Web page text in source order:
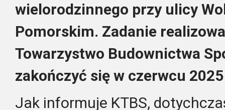
wielorodzinnego przy ulicy
Pomorskim. Zadanie
Towarzystwo Budownictwa
zakończyć się w czerwcu
Jak informuje KTBS,